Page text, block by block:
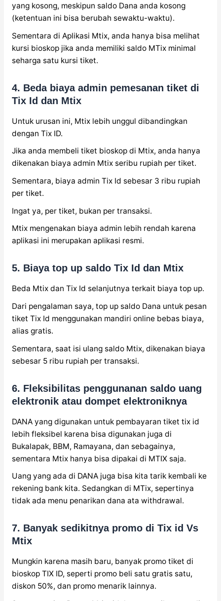
yang kosong, meskipun saldo Dana anda kosong
(ketentuan ini bisa berubah sewaktu-waktu).
Sementara di Aplikasi Mtix, anda hanya bisa melihat
kursi bioskop jika anda memiliki saldo MTix minimal
seharga satu kursi tiket.
4. Beda biaya admin pemesanan tiket di
Tix Id dan Mtix
Untuk urusan ini, Mtix lebih unggul dibandingkan
dengan Tix ID.
Jika anda membeli tiket bioskop di Mtix, anda hanya
dikenakan biaya admin Mtix seribu rupiah per tiket.
Sementara, biaya admin Tix Id sebesar 3 ribu rupiah
per tiket.
Ingat ya, per tiket, bukan per transaksi.
Mtix mengenakan biaya admin lebih rendah karena
aplikasi ini merupakan aplikasi resmi.
5. Biaya top up saldo Tix Id dan Mtix
Beda Mtix dan Tix Id selanjutnya terkait biaya top up.
Dari pengalaman saya, top up saldo Dana untuk pesan
tiket Tix Id menggunakan mandiri online bebas biaya,
alias gratis.
Sementara, saat isi ulang saldo Mtix, dikenakan biaya
sebesar 5 ribu rupiah per transaksi.
6. Fleksibilitas penggunanan saldo uang
elektronik atau dompet elektroniknya
DANA yang digunakan untuk pembayaran tiket tix id
lebih fleksibel karena bisa digunakan juga di
Bukalapak, BBM, Ramayana, dan sebagainya,
sementara Mtix hanya bisa dipakai di MTIX saja.
Uang yang ada di DANA juga bisa kita tarik kembali ke
rekening bank kita. Sedangkan di MTix, sepertinya
tidak ada menu penarikan dana ata withdrawal.
7. Banyak sedikitnya promo di Tix id Vs
Mtix
Mungkin karena masih baru, banyak promo tiket di
bioskop TIX ID, seperti promo beli satu gratis satu,
diskon 50%, dan promo menarik lainnya.